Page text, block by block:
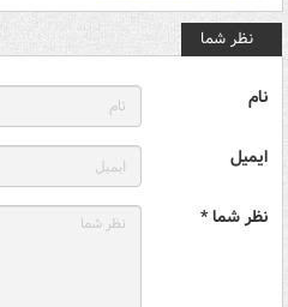
نظر شما
نام
ایمیل
نظر شما *